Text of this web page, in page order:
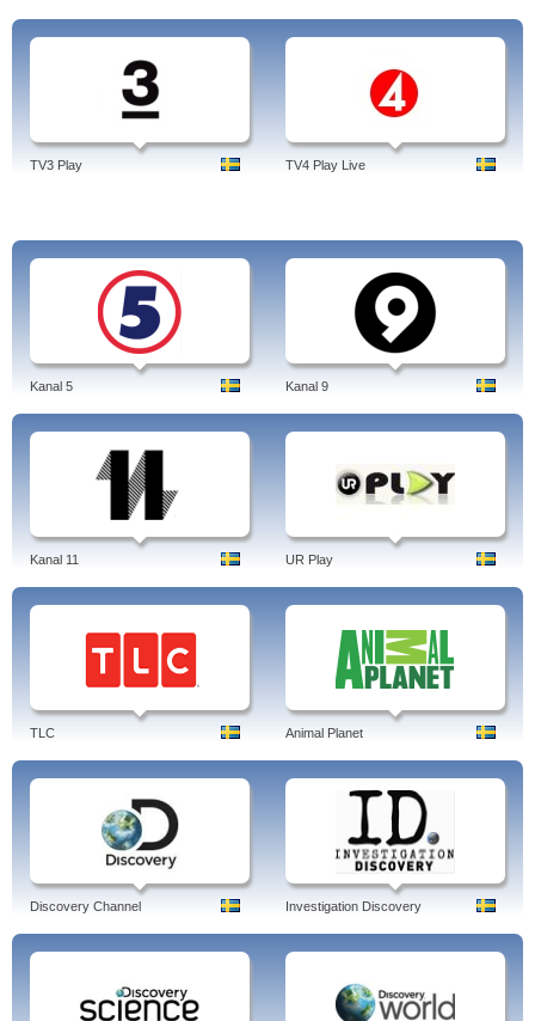
TV3 Play TV4 Play Live
Kanal 5 Kanal 9
Kanal 11 UR Play
TLC Animal Planet
Discovery Channel Investigation Discovery